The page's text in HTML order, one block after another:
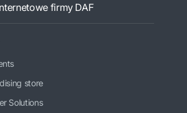
firmy DAF
store
Solutions